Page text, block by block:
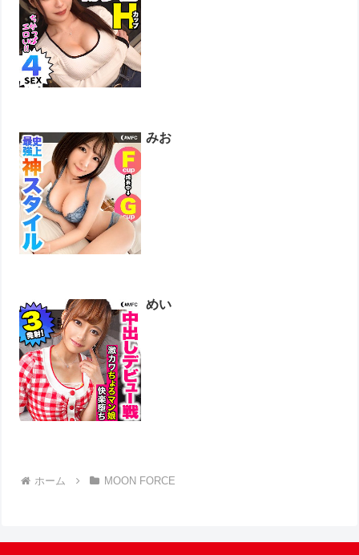
みお
めい
ホーム MOON FORCE